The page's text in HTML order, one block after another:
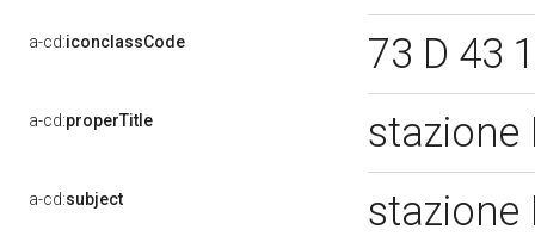
a-cd:iconclassCode 73 D 43
a-cd:properTitle stazione
a-cd:subject stazione